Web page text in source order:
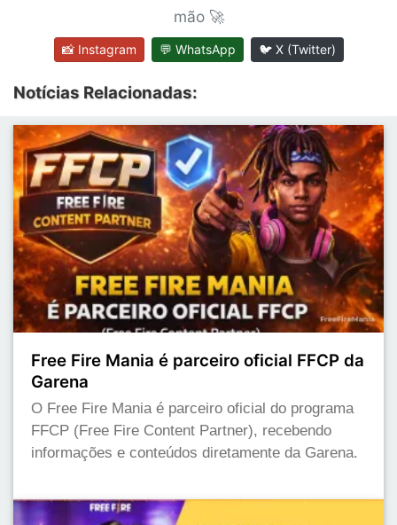
mão 🚀
📸 Instagram 💬 WhatsApp 🐦 X (Twitter)
Notícias Relacionadas:
Free Fire Mania é parceiro oficial FFCP da
Garena
O Free Fire Mania é parceiro oficial do programa
FFCP (Free Fire Content Partner), recebendo
informações e conteúdos diretamente da Garena.